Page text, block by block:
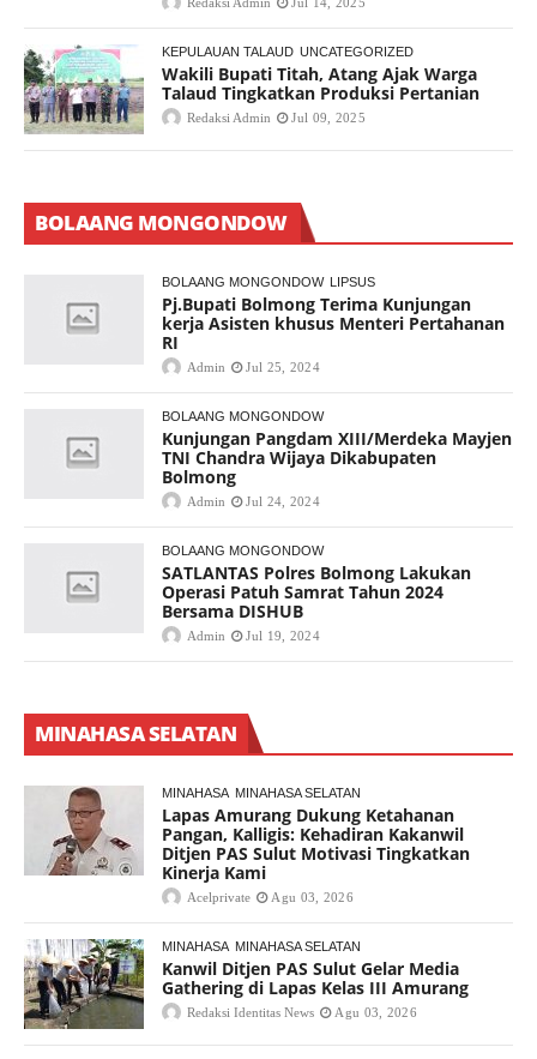
KEPULAUAN TALAUD UNCATEGORIZED
Wakili Bupati Titah, Atang Ajak Warga
Talaud Tingkatkan Produksi Pertanian
Redaksi Admin Jul 09, 2025
BOLAANG MONGONDOW
BOLAANG MONGONDOW LIPSUS
Pj.Bupati Bolmong Terima Kunjungan
kerja Asisten khusus Menteri Pertahanan
RI
Admin Jul 25, 2024
BOLAANG MONGONDOW
Kunjungan Pangdam XIII/Merdeka Mayjen
TNI Chandra Wijaya Dikabupaten
Bolmong
Admin Jul 24, 2024
BOLAANG MONGONDOW
SATLANTAS Polres Bolmong Lakukan
Operasi Patuh Samrat Tahun 2024
Bersama DISHUB
Admin Jul 19, 2024
MINAHASA SELATAN
MINAHASA MINAHASA SELATAN
Lapas Amurang Dukung Ketahanan
Pangan, Kalligis: Kehadiran Kakanwil
Ditjen PAS Sulut Motivasi Tingkatkan
Kinerja Kami
Acelprivate Agu 03, 2026
MINAHASA MINAHASA SELATAN
Kanwil Ditjen PAS Sulut Gelar Media
Gathering di Lapas Kelas III Amurang
Redaksi Identitas News Agu 03, 2026